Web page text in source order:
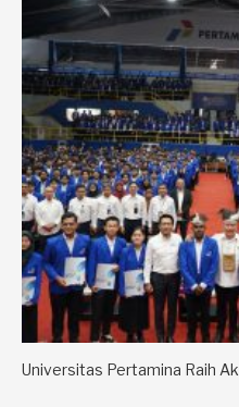
Universitas Pertamina Raih